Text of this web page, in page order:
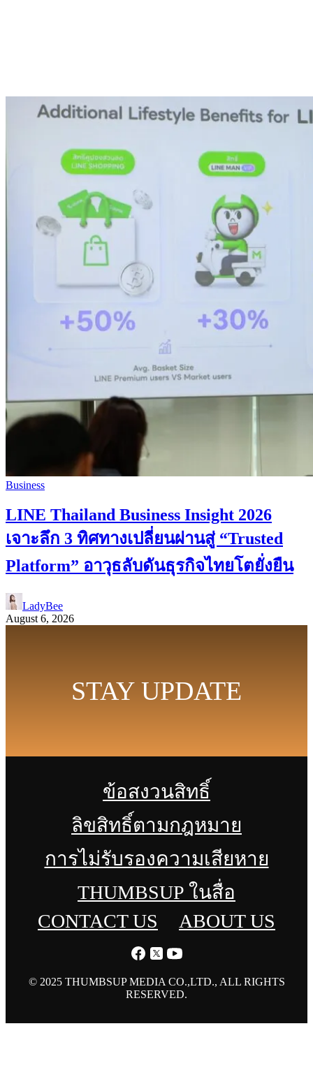
Business
LINE Thailand Business Insight 2026
เจาะลึก 3 ทิศทางเปลี่ยนผ่านสู่ “Trusted
Platform” อาวุธลับดันธุรกิจไทยโตยั่งยืน
LadyBee
August 6, 2026
STAY UPDATE
ข้อสงวนสิทธิ์
ลิขสิทธิ์ตามกฎหมาย
การไม่รับรองความเสียหาย
THUMBSUP ในสื่อ
CONTACT US
ABOUT US
© 2025 THUMBSUP MEDIA CO.,LTD., ALL RIGHTS
RESERVED.